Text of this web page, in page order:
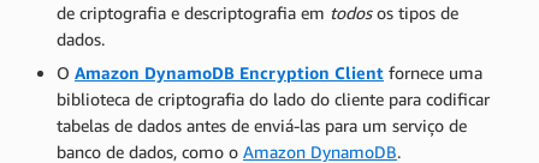
de criptografia e descriptografia em todosos tipos de
dados.
O Amazon DynamoDB Encryption Client fornece uma
biblioteca de criptografia do lado do cliente para codificar
tabelas de dados antes de enviá-las para um serviço de
banco de dados, como o Amazon DynamoDB.